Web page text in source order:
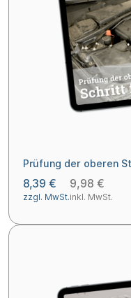
Prüfung der oberen
8,39 €
zzgl. MwSt.
9,98 €
inkl. MwSt.